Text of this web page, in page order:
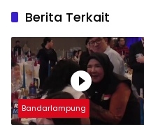
Berita Terkait
Bandarlampung